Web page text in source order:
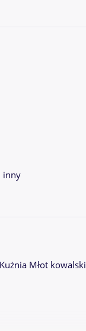
inny
Młot kowalski